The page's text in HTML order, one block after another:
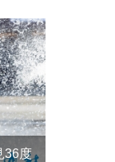
36度